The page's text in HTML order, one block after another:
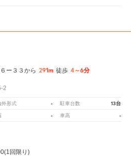
ー３３から 291m 徒歩 4～6分
2
外形式 - 駐車台数 13台
- 車高 -
回限り)